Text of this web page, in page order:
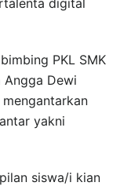
PKL SMK
Angga Dewi
yakni
siswa/i kian